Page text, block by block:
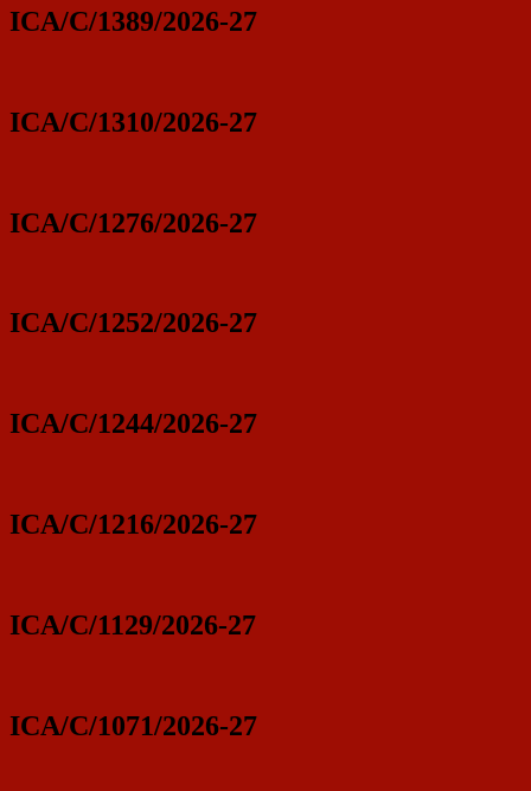
ICA/C/1389/2026-27
ICA/C/1310/2026-27
ICA/C/1276/2026-27
ICA/C/1252/2026-27
ICA/C/1244/2026-27
ICA/C/1216/2026-27
ICA/C/1129/2026-27
ICA/C/1071/2026-27